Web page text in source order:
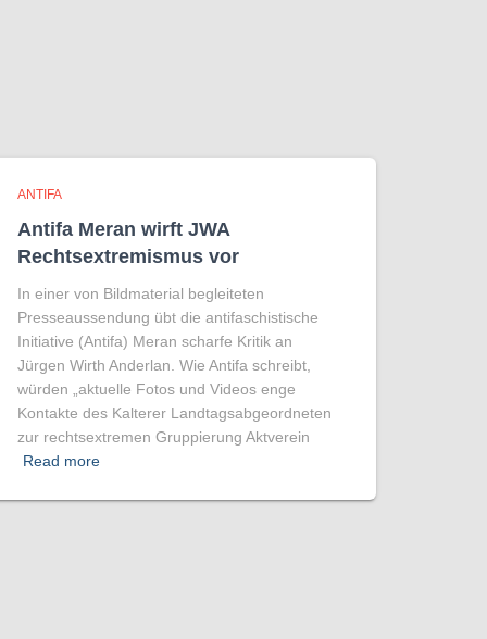
ANTIFA
Antifa Meran wirft JWA
Rechtsextremismus vor
In einer von Bildmaterial begleiteten
Presseaussendung übt die antifaschistische
Initiative (Antifa) Meran scharfe Kritik an
Jürgen Wirth Anderlan. Wie Antifa schreibt,
würden „aktuelle Fotos und Videos enge
Kontakte des Kalterer Landtagsabgeordneten
zur rechtsextremen Gruppierung Aktverein
Read more